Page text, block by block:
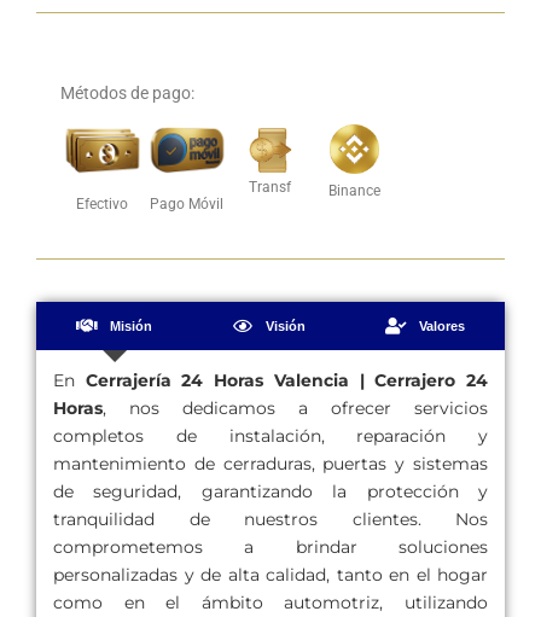
Métodos de pago:
Efectivo Pago Móvil
Transf Binance
Misión Visión Valores
En Cerrajería 24 Horas Valencia | Cerrajero 24
Horas, nos dedicamos a ofrecer servicios
completos de instalación, reparación y
mantenimiento de cerraduras, puertas y sistemas
de seguridad, garantizando la protección y
tranquilidad de nuestros clientes. Nos
comprometemos a brindar soluciones
personalizadas y de alta calidad, tanto en el hogar
como en el ámbito automotriz, utilizando